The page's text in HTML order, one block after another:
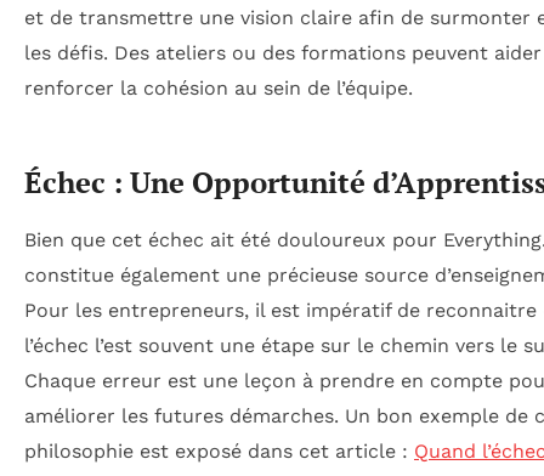
et de transmettre une vision claire afin de surmonter
les défis. Des ateliers ou des formations peuvent
renforcer la cohésion au sein de l’équipe.
Échec : Une Opportunité
Bien que cet échec ait été douloureux pour
constitue également une précieuse source
Pour les entrepreneurs, il est impératif de reconnaitre
l’échec l’est souvent une étape sur le chemin vers le
Chaque erreur est une leçon à prendre en compte
améliorer les futures démarches. Un bon exemple de
philosophie est exposé dans cet article : Quand